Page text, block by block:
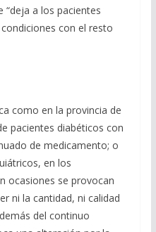
“deja a los pacientes
con el resto
como en la provincia de
pacientes diabéticos con
de medicamento; o
en los
ocasiones se provocan
ni la cantidad, ni calidad
del continuo